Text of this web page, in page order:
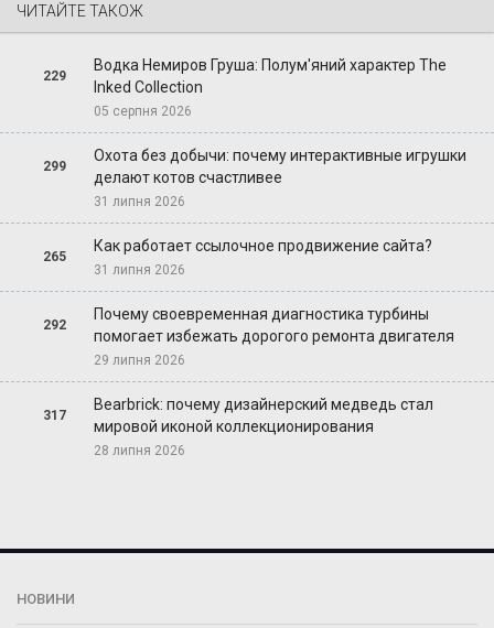
ЧИТАЙТЕ ТАКОЖ
229
Водка Немиров Груша: Полум'яний характер The
Inked Collection
05 серпня 2026
299
Охота без добычи: почему интерактивные игрушки
делают котов счастливее
31 липня 2026
265
Как работает ссылочное продвижение сайта?
31 липня 2026
292
Почему своевременная диагностика турбины
помогает избежать дорогого ремонта двигателя
29 липня 2026
317
Bearbrick: почему дизайнерский медведь стал
мировой иконой коллекционирования
28 липня 2026
НОВИНИ